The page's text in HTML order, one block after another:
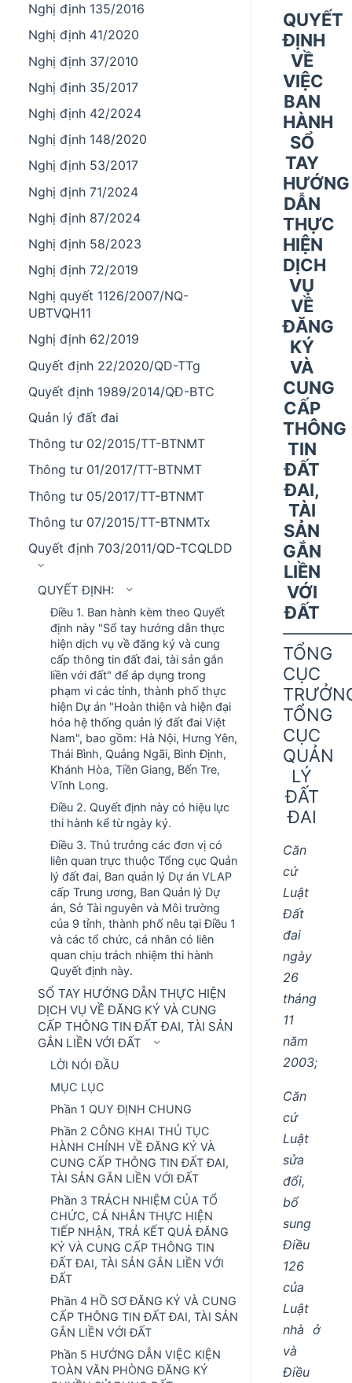
Nghị định 135/2016
Nghị định 41/2020
Nghị định 37/2010
Nghị định 35/2017
Nghị định 42/2024
Nghị định 148/2020
Nghị định 53/2017
Nghị định 71/2024
Nghị định 87/2024
Nghị định 58/2023
Nghị định 72/2019
Nghị quyết 1126/2007/NQ-
UBTVQH11
Nghị định 62/2019
Quyết định 22/2020/QD-TTg
Quyết định 1989/2014/QĐ-BTC
Quản lý đất đai
Thông tư 02/2015/TT-BTNMT
Thông tư 01/2017/TT-BTNMT
Thông tư 05/2017/TT-BTNMT
Thông tư 07/2015/TT-BTNMTx
Quyết định 703/2011/QD-TCQLDD
QUYẾT ĐỊNH:
Điều 1. Ban hành kèm theo Quyết
định này "Sổ tay hướng dẫn thực
hiện dịch vụ về đăng ký và cung
cấp thông tin đất đai, tài sản gắn
liền với đất" để áp dụng trong
phạm vi các tỉnh, thành phố thực
hiện Dự án "Hoàn thiện và hiện đại
hóa hệ thống quản lý đất đai Việt
Nam", bao gồm: Hà Nội, Hưng Yên,
Thái Bình, Quảng Ngãi, Bình Định,
Khánh Hòa, Tiền Giang, Bến Tre,
Vĩnh Long.
Điều 2. Quyết định này có hiệu lực
thi hành kể từ ngày ký.
Điều 3. Thủ trưởng các đơn vị có
liên quan trực thuộc Tổng cục Quản
lý đất đai, Ban quản lý Dự án VLAP
cấp Trung ương, Ban Quản lý Dự
án, Sở Tài nguyên và Môi trường
của 9 tỉnh, thành phố nêu tại Điều 1
và các tổ chức, cá nhân có liên
quan chịu trách nhiệm thi hành
Quyết định này.
SỔ TAY HƯỚNG DẪN THỰC HIỆN
DỊCH VỤ VỀ ĐĂNG KÝ VÀ CUNG
CẤP THÔNG TIN ĐẤT ĐAI, TÀI SẢN
GẮN LIỀN VỚI ĐẤT
LỜI NÓI ĐẦU
MỤC LỤC
Phần 1 QUY ĐỊNH CHUNG
Phần 2 CÔNG KHAI THỦ TỤC
HÀNH CHÍNH VỀ ĐĂNG KÝ VÀ
CUNG CẤP THÔNG TIN ĐẤT ĐAI,
TÀI SẢN GẮN LIỀN VỚI ĐẤT
Phần 3 TRÁCH NHIỆM CỦA TỔ
CHỨC, CÁ NHÂN THỰC HIỆN
TIẾP NHẬN, TRẢ KẾT QUẢ ĐĂNG
KÝ VÀ CUNG CẤP THÔNG TIN
ĐẤT ĐAI, TÀI SẢN GẮN LIỀN VỚI
ĐẤT
Phần 4 HỒ SƠ ĐĂNG KÝ VÀ CUNG
CẤP THÔNG TIN ĐẤT ĐAI, TÀI SẢN
GẮN LIỀN VỚI ĐẤT
Phần 5 HƯỚNG DẪN VIỆC KIỆN
TOÀN VĂN PHÒNG ĐĂNG KÝ
QUYẾT
ĐỊNH
VỀ
VIỆC
BAN
HÀNH
SỔ
TAY
HƯỚNG
DẪN
THỰC
HIỆN
DỊCH
VỤ
VỀ
ĐĂNG
KÝ
VÀ
CUNG
CẤP
THÔNG
TIN
ĐẤT
ĐAI,
TÀI
SẢN
GẮN
LIỀN
VỚI
ĐẤT
TỔNG
CỤC
TỔNG
CỤC
QUẢN
LÝ
ĐẤT
ĐAI
Căn
cứ
Luật
Đất
đai
ngày
26
tháng
11
năm
2003;
Căn
cứ
Luật
sửa
đổi,
bổ
sung
Điều
126
của
Luật
nhà ở
và
Điều